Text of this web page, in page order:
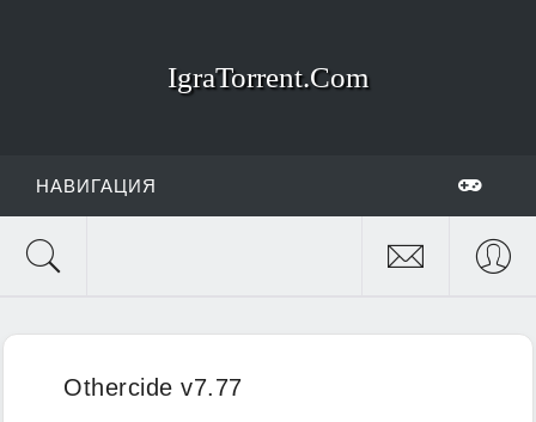
IgraTorrent.Com
НАВИГАЦИЯ
Othercide v7.77